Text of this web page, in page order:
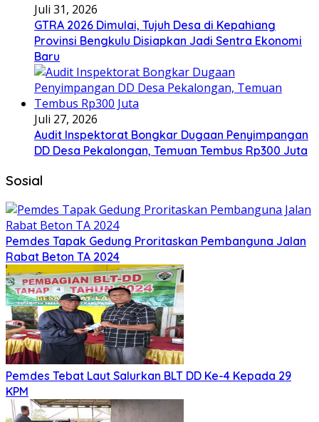
Juli 31, 2026
GTRA 2026 Dimulai, Tujuh Desa di Kepahiang
Provinsi Bengkulu Disiapkan Jadi Sentra Ekonomi
Baru
Juli 27, 2026
Audit Inspektorat Bongkar Dugaan Penyimpangan
DD Desa Pekalongan, Temuan Tembus Rp300 Juta
Sosial
Pemdes Tapak Gedung Proritaskan Pembanguna Jalan
Rabat Beton TA 2024
Pemdes Tebat Laut Salurkan BLT DD Ke-4 Kepada 29
KPM